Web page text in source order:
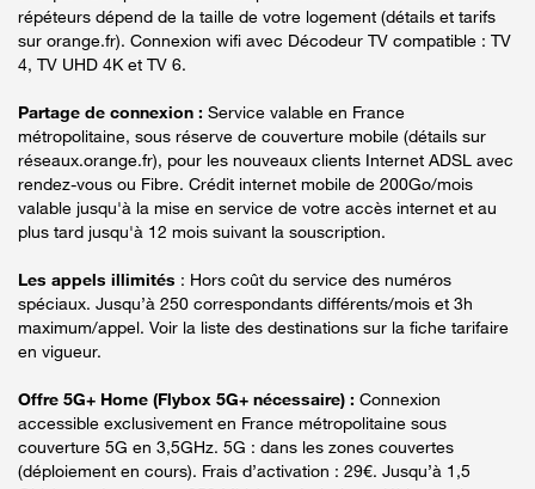
répéteurs dépend de la taille de votre logement (détails et tarifs
sur orange.fr). Connexion wifi avec Décodeur TV compatible : TV
4, TV UHD 4K et TV 6.
Partage de connexion : Service valable en France
métropolitaine, sous réserve de couverture mobile (détails sur
réseaux.orange.fr), pour les nouveaux clients Internet ADSL avec
rendez-vous ou Fibre. Crédit internet mobile de 200Go/mois
valable jusqu'à la mise en service de votre accès internet et au
plus tard jusqu'à 12 mois suivant la souscription.
Les appels illimités : Hors coût du service des numéros
spéciaux. Jusqu’à 250 correspondants différents/mois et 3h
maximum/appel. Voir la liste des destinations sur la fiche tarifaire
en vigueur.
Offre 5G+ Home (Flybox 5G+ nécessaire) : Connexion
accessible exclusivement en France métropolitaine sous
couverture 5G en 3,5GHz. 5G : dans les zones couvertes
(déploiement en cours). Frais d’activation : 29€. Jusqu’à 1,5